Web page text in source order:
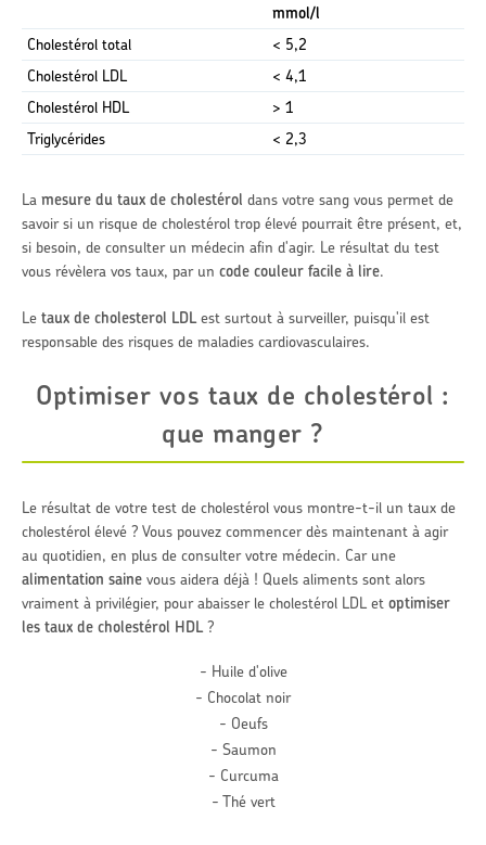
mmol/l
Cholestérol total
< 5,2
Cholestérol LDL
< 4,1
Cholestérol HDL
> 1
Triglycérides
< 2,3
La mesure du taux de cholestérol dans votre sang vous permet de
savoir si un risque de cholestérol trop élevé pourrait être présent, et,
si besoin, de consulter un médecin afin d'agir. Le résultat du test
vous révèlera vos taux, par un code couleur facile à lire.
Le taux de cholesterol LDLest surtout à surveiller, puisqu'il est
responsable des risques de maladies cardiovasculaires.
Optimiser vos taux de cholestérol :
que manger ?
Le résultat de votre test de cholestérol vous montre-t-il un taux de
cholestérol élevé ? Vous pouvez commencer dès maintenant à agir
au quotidien, en plus de consulter votre médecin. Car une
alimentation saine vous aidera déjà ! Quels aliments sont alors
vraiment à privilégier, pour abaisser le cholestérol LDL et optimiser
les taux de cholestérol HDL?
- Huile d'olive
- Chocolat noir
- Oeufs
- Saumon
- Curcuma
- Thé vert